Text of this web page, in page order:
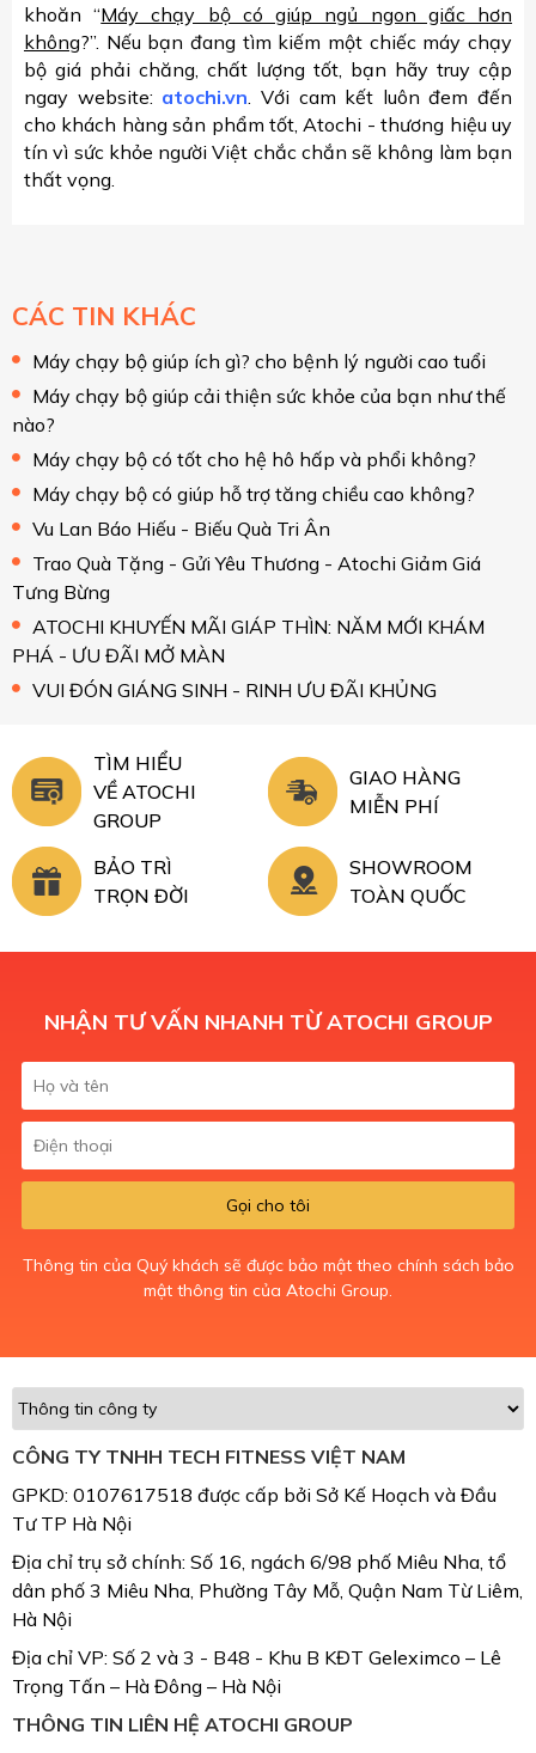
khoăn “Máy chạy bộ có giúp ngủ ngon giấc hơn
không?”. Nếu bạn đang tìm kiếm một chiếc máy chạy
bộ giá phải chăng, chất lượng tốt, bạn hãy truy cập
ngay website: atochi.vn . Với cam kết luôn đem đến
cho khách hàng sản phẩm tốt, Atochi - thương hiệu uy
tín vì sức khỏe người Việt chắc chắn sẽ không làm bạn
thất vọng.
CÁC TIN KHÁC
Máy chạy bộ giúp ích gì? cho bệnh lý người cao tuổi
Máy chạy bộ giúp cải thiện sức khỏe của bạn như thế
nào?
Máy chạy bộ có tốt cho hệ hô hấp và phổi không?
Máy chạy bộ có giúp hỗ trợ tăng chiều cao không?
Vu Lan Báo Hiếu - Biếu Quà Tri Ân
Trao Quà Tặng - Gửi Yêu Thương - Atochi Giảm Giá
Tưng Bừng
ATOCHI KHUYẾN MÃI GIÁP THÌN: NĂM MỚI KHÁM
PHÁ - ƯU ĐÃI MỞ MÀN
VUI ĐÓN GIÁNG SINH - RINH ƯU ĐÃI KHỦNG
TÌM HIỂU
VỀ ATOCHI
GROUP
GIAO HÀNG
MIỄN PHÍ
BẢO TRÌ
TRỌN ĐỜI
SHOWROOM
TOÀN QUỐC
NHẬN TƯ VẤN NHANH TỪ ATOCHI GROUP
Gọi cho tôi
Thông tin của Quý khách sẽ được bảo mật theo chính sách bảo
mật thông tin của Atochi Group.
CÔNG TY TNHH TECH FITNESS VIỆT NAM
GPKD: 0107617518 được cấp bởi Sở Kế Hoạch và Đầu
Tư TP Hà Nội
Địa chỉ trụ sở chính: Số 16, ngách 6/98 phố Miêu Nha, tổ
dân phố 3 Miêu Nha, Phường Tây Mỗ, Quận Nam Từ Liêm,
Hà Nội
Địa chỉ VP: Số 2 và 3 - B48 - Khu B KĐT Geleximco – Lê
Trọng Tấn – Hà Đông – Hà Nội
THÔNG TIN LIÊN HỆ ATOCHI GROUP